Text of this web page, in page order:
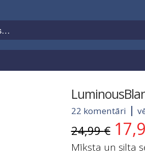
22 komentāri
24,99€ price
was:
Mīksta un silta